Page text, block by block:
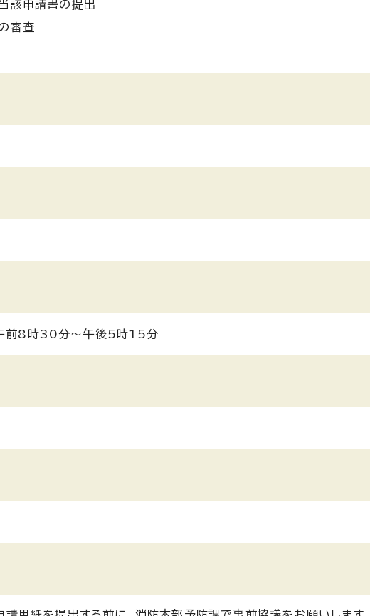
該申請書の提出
審査
前8時30分～午後5時15分